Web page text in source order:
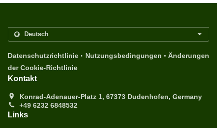
Datenschutzrichtlinie . Nutzungsbedingungen . Änderungen
der Cookie-Richtlinie
Kontakt
Konrad-Adenauer-Platz 1, 67373 Dudenhofen, Germany
+49 6232 6848532
Links